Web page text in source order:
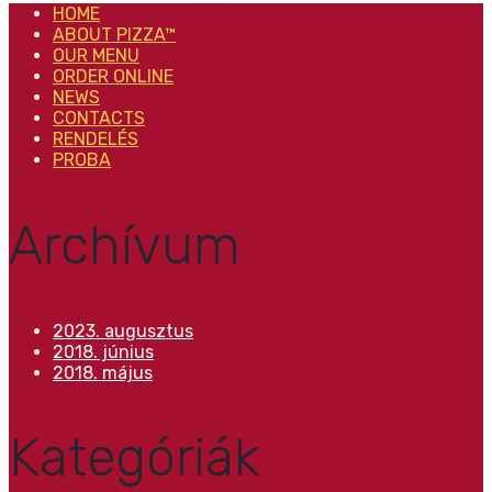
HOME
ABOUT PIZZA™
OUR MENU
ORDER ONLINE
NEWS
CONTACTS
RENDELÉS
PROBA
Archívum
2023. augusztus
2018. június
2018. május
Kategóriák